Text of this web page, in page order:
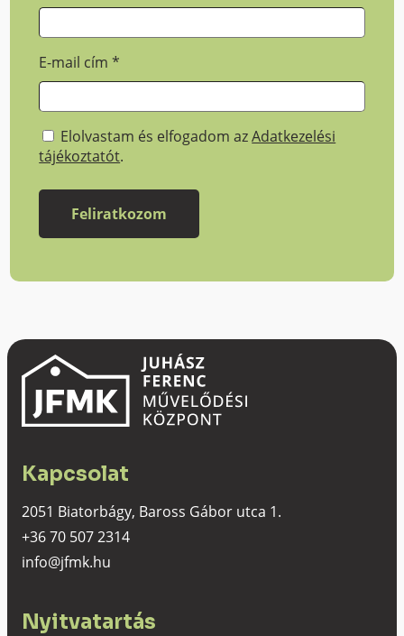
E-mail cím*
Elolvastam és elfogadom azAdatkezelési
tájékoztatót.
Kapcsolat
2051 Biatorbágy, Baross Gábor utca 1.
+36 70 507 2314
info@jfmk.hu
Nyitvatartás